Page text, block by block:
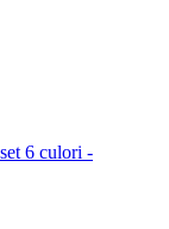
6 culori -